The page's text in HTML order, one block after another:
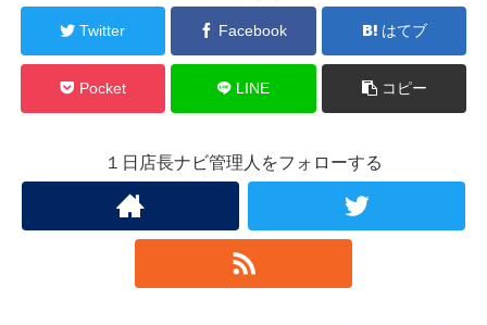
Twitter Facebook はてブ
Pocket LINE コピー
１日店長ナビ管理人をフォローする